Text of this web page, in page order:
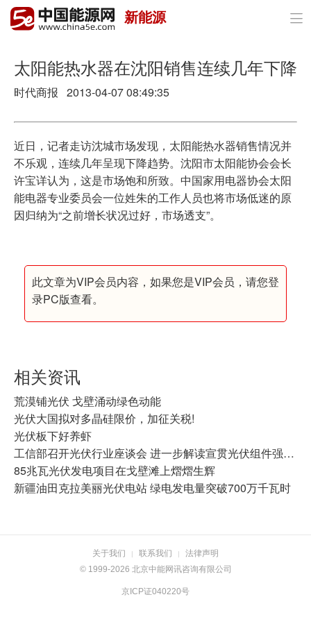
首页
政策与经济
油气
煤炭
电力
新能源
节能环保
新能源 
太阳能热水器在沈阳销售连续几年下降
时代商报 2013-04-07 08:49:35
近日，记者走访沈城市场发现，太阳能热水器销售情况并
不乐观，连续几年呈现下降趋势。沈阳市太阳能协会会长
许宝详认为，这是市场饱和所致。中国家用电器协会太阳
能电器专业委员会一位姓朱的工作人员也将市场低迷的原
因归纳为“之前增长状况过好，市场透支”。
此文章为VIP会员内容，如果您是VIP会员，请您登
录PC版查看。
相关资讯
荒漠铺光伏 戈壁涌动绿色动能
光伏大国拟对多晶硅限价，加征关税!
光伏板下好养虾
工信部召开光伏行业座谈会 进一步解读宣贯光伏组件强制性国家标准
85兆瓦光伏发电项目在戈壁滩上熠熠生辉
新疆油田克拉美丽光伏电站 绿电发电量突破700万千瓦时
关于我们 | 联系我们 |
法律声明
© 1999-2026 北京中能网讯咨询有限公司
京ICP证040220号